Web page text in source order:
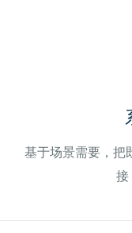
基于场景需要，把